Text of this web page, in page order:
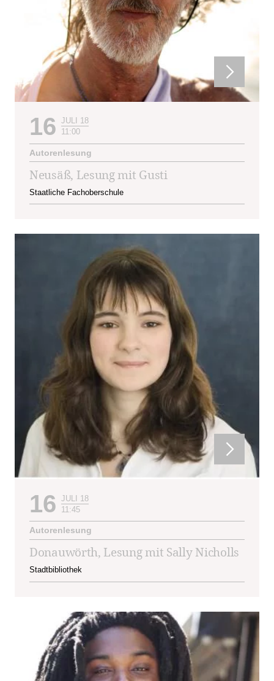
16 JULI 18
11:00
Autorenlesung
Neusäß, Lesung mit Gusti
Staatliche Fachoberschule
16 JULI 18
11:45
Autorenlesung
Donauwörth, Lesung mit Sally Nicholls
Stadtbibliothek